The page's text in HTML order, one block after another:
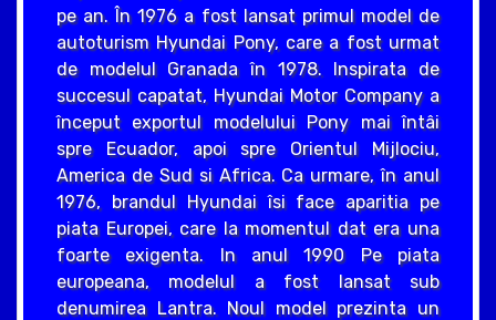
pe an. În 1976 a fost lansat primul model de
autoturism Hyundai Pony, care a fost urmat
de modelul Granada în 1978. Inspirata de
succesul capatat, Hyundai Motor Company a
început exportul modelului Pony mai întâi
spre Ecuador, apoi spre Orientul Mijlociu,
America de Sud si Africa. Ca urmare, în anul
1976, brandul Hyundai îsi face aparitia pe
piata Europei, care la momentul dat era una
foarte exigenta. In anul 1990 Pe piata
europeana, modelul a fost lansat sub
denumirea Lantra. Noul model prezinta un